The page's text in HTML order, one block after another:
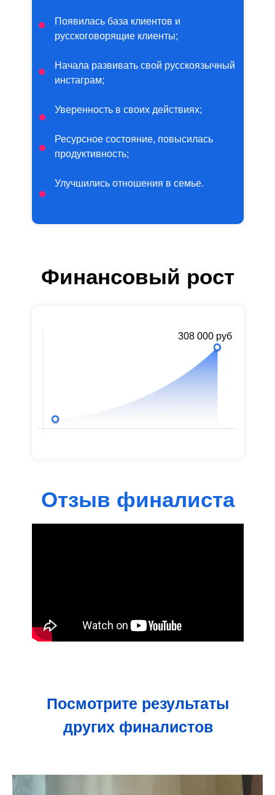
Появилась база клиентов и
русскоговорящие клиенты;
Начала развивать свой русскоязычный
инстаграм;
Уверенность в своих действиях;
Ресурсное состояние, повысилась
продуктивность;
Улучшились отношения в семье.
Финансовый рост
Отзыв финалиста
308 000 руб
Посмотрите результаты
других финалистов